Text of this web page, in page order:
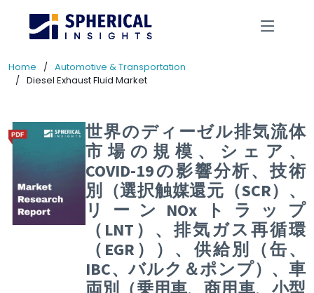
Home
Automotive & Transportation
Diesel Exhaust Fluid Market
世界のディーゼル排気流体
市場の規模、シェア、
COVID-19の影響分析、技術
別（選択触媒還元（SCR）、
リーンNOxトラップ
（LNT）、排気ガス再循環
（EGR））、供給別（缶、
IBC、バルク＆ポンプ）、車
両別（乗用車、商用車、小型